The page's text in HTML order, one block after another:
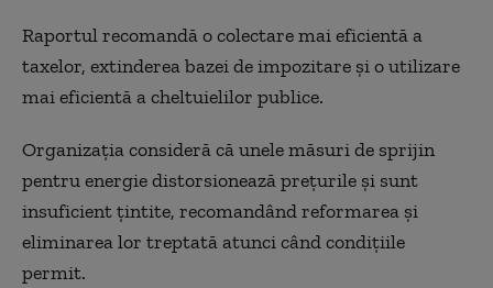
Raportul recomandă o colectare mai eficientă a
taxelor, extinderea bazei de impozitare și o utilizare
mai eficientă a cheltuielilor publice.
Organizația consideră că unele măsuri de sprijin
pentru energie distorsionează prețurile și sunt
insuficient țintite, recomandând reformarea și
eliminarea lor treptată atunci când condițiile
permit.